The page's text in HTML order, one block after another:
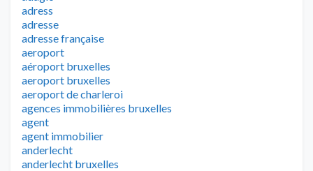
adress
adresse
adresse française
aeroport
aéroport bruxelles
aeroport bruxelles
aeroport de charleroi
agences immobilières bruxelles
agent
agent immobilier
anderlecht
anderlecht bruxelles